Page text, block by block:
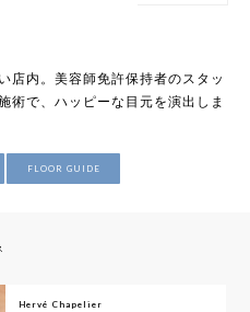
店内。美容師免許保持者のスタッ
術で、ハッピーな目元を演出しま
FLOOR GUIDE
Hervé Chapelier